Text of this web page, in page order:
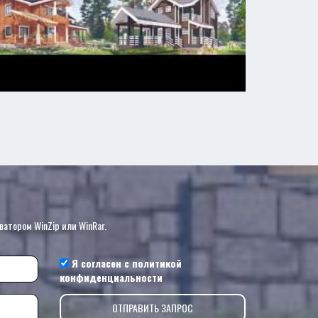
WinZip или WinRar.
Я согласен сполитикой
конфиденциальности